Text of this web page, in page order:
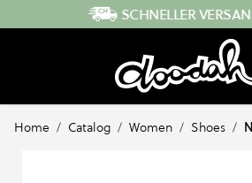
Direkt zum InhaltSCHNELLER VERSAND
Home / Catalog / Women / Shoes /